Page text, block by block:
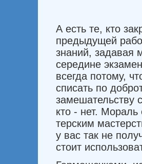
А есть те, кто
предыдущей
знаний, задавая
середине
всегда потому,
списать по
замешательству
кто - нет.
терским
у вас так не
стоит